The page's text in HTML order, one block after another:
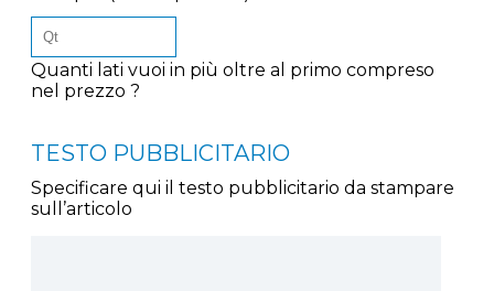
Quanti lati vuoi in più oltre al primo compreso
nel prezzo ?
TESTO PUBBLICITARIO
Specificare qui il testo pubblicitario da stampare
sull’articolo